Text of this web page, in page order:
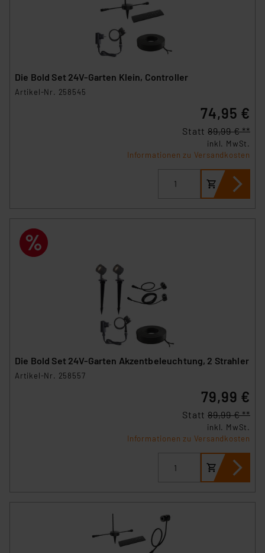
Die Bold Set 24V-Garten Klein, Controller
Artikel-Nr. 258545
74,95 €
Statt 89,99 € **
inkl. MwSt.
Informationen zu Versandkosten
Die Bold Set 24V-Garten Akzentbeleuchtung, 2 Strahler
Artikel-Nr. 258557
79,99 €
Statt 89,99 € **
inkl. MwSt.
Informationen zu Versandkosten